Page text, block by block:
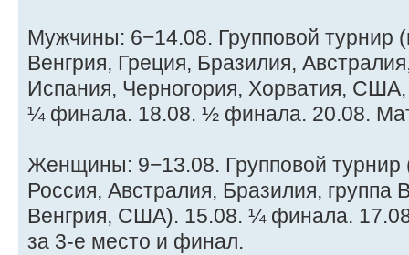
Мужчины: 6−14.08. Групповой турнир
Венгрия, Греция, Бразилия,
Испания, Черногория, Хорватия,
¼ финала. 18.08. ½ финала. 20.08.
Женщины: 9−13.08. Групповой
Россия, Австралия, Бразилия,
Венгрия, США). 15.08. ¼ финала.
за 3-е место и финал.